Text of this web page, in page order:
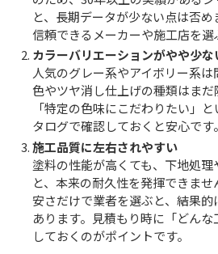
と、長期データが少ない点は否め
信頼できるメーカーや施工店を選
カラーバリエーションがやや少な
人気のグレー系やアイボリー系
色やツヤ消し仕上げの種類はまだ
「特定の色味にこだわりたい」
タログで確認しておくと安心です。
施工品質に左右されやすい
塗料の性能が高くても、下地処
と、本来の耐久性を発揮できませ
安さだけで業者を選ぶと、結果
あります。見積もり時に「どん
しておくのがポイントです。